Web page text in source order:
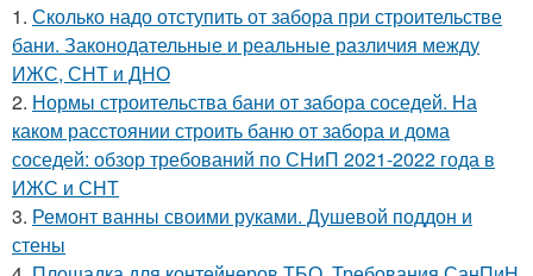
1. Сколько надо отступить от забора при строительстве
бани. Законодательные и реальные различия между
ИЖС, СНТ и ДНО
2. Нормы строительства бани от забора соседей. На
каком расстоянии строить баню от забора и дома
соседей: обзор требований по СНиП 2021-2022 года в
ИЖС и СНТ
3. Ремонт ванны своими руками. Душевой поддон и
стены